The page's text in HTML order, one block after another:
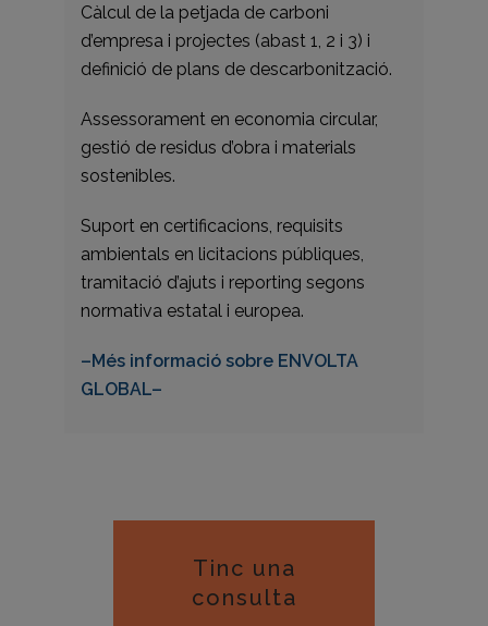
Càlcul de la petjada de carboni
d’empresa i projectes (abast 1, 2 i 3) i
definició de plans de descarbonització.
Assessorament en economia circular,
gestió de residus d’obra i materials
sostenibles.
Suport en certificacions, requisits
ambientals en licitacions públiques,
tramitació d’ajuts i reporting segons
normativa estatal i europea.
–Més informació sobre ENVOLTA
GLOBAL–
Tinc una
consulta